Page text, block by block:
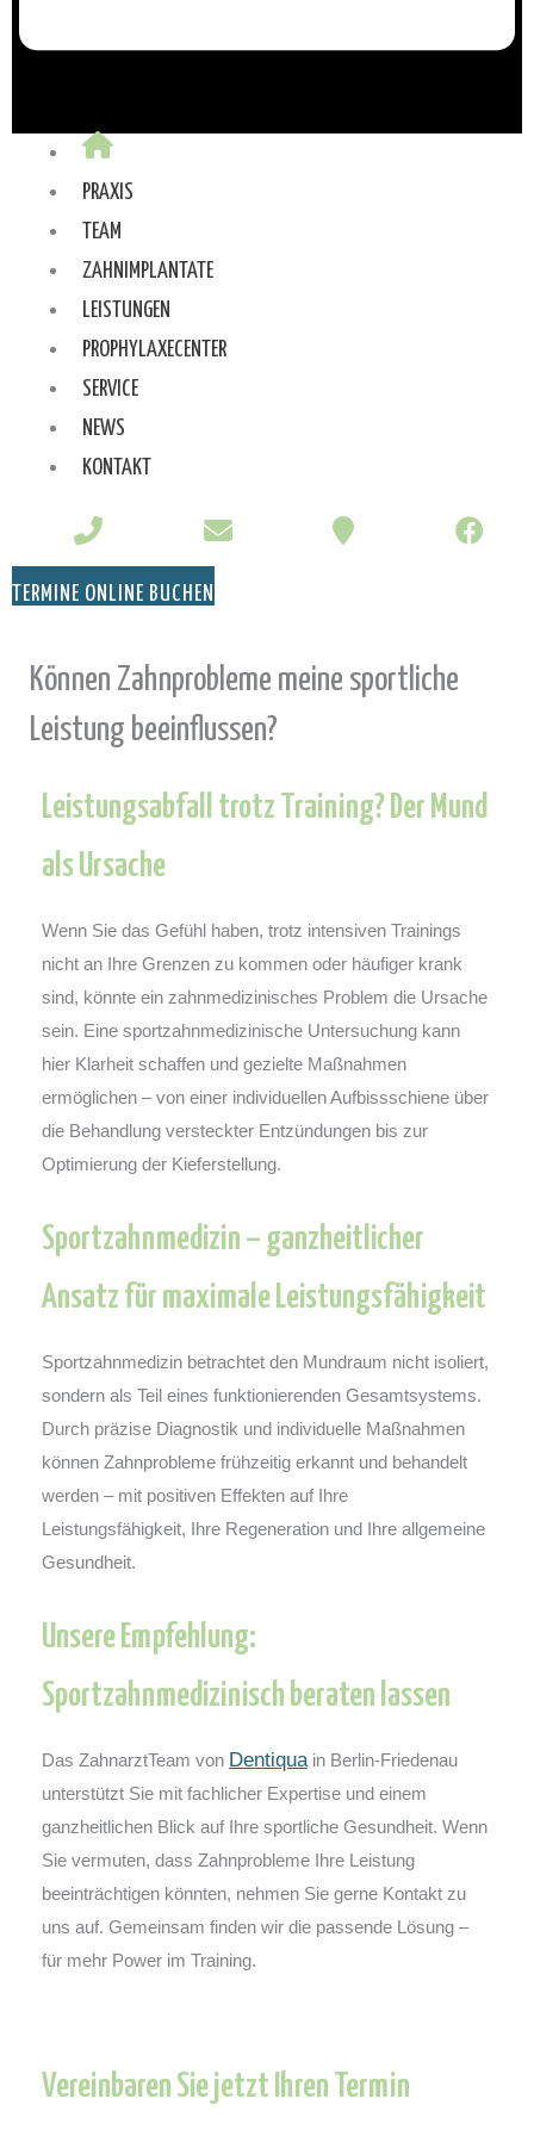
PRAXIS
TEAM
ZAHNIMPLANTATE
LEISTUNGEN
PROPHYLAXECENTER
SERVICE
NEWS
KONTAKT
TERMINE ONLINE BUCHEN
Können Zahnprobleme meine sportliche
Leistung beeinflussen?
Vereinbaren Sie jetzt Ihren Termin
Leistungsabfall trotz Training? Der Mund
als Ursache
Wenn Sie das Gefühl haben, trotz intensiven Trainings
nicht an Ihre Grenzen zu kommen oder häufiger krank
sind, könnte ein zahnmedizinisches Problem die Ursache
sein. Eine sportzahnmedizinische Untersuchung kann
hier Klarheit schaffen und gezielte Maßnahmen
ermöglichen – von einer individuellen Aufbissschiene über
die Behandlung versteckter Entzündungen bis zur
Optimierung der Kieferstellung.
Sportzahnmedizin – ganzheitlicher
Ansatz für maximale Leistungsfähigkeit
Sportzahnmedizin betrachtet den Mundraum nicht isoliert,
sondern als Teil eines funktionierenden Gesamtsystems.
Durch präzise Diagnostik und individuelle Maßnahmen
können Zahnprobleme frühzeitig erkannt und behandelt
werden – mit positiven Effekten auf Ihre
Leistungsfähigkeit, Ihre Regeneration und Ihre allgemeine
Gesundheit.
Unsere Empfehlung:
Sportzahnmedizinisch beraten lassen
Das ZahnarztTeam von Dentiqua in Berlin-Friedenau
unterstützt Sie mit fachlicher Expertise und einem
ganzheitlichen Blick auf Ihre sportliche Gesundheit. Wenn
Sie vermuten, dass Zahnprobleme Ihre Leistung
beeinträchtigen könnten, nehmen Sie gerne Kontakt zu
uns auf. Gemeinsam finden wir die passende Lösung –
für mehr Power im Training.